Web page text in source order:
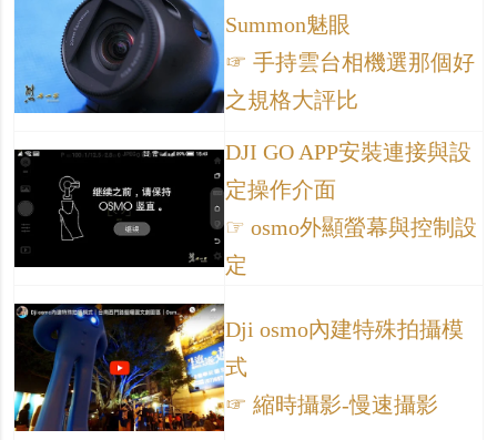
Summon魅眼
☞ 手持雲台相機選那個好
之規格大評比
DJI GO APP安裝連接與設
定操作介面
☞ osmo外顯螢幕與控制設
定
Dji osmo內建特殊拍攝模
式
☞ 縮時攝影-慢速攝影